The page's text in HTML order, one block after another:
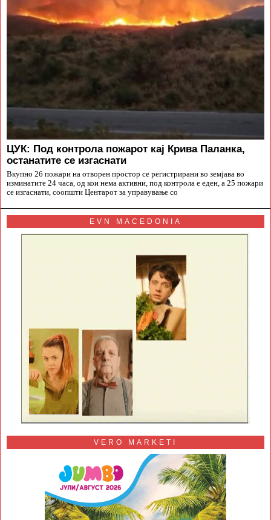
ЦУК: Под контрола пожарот кај Крива Паланка,
останатите се изгаснати
Вкупно 26 пожари на отворен простор се регистрирани во земјава во
изминатите 24 часа, од кои нема активни, под контрола е еден, а 25 пожари
се изгаснати, соопшти Центарот за управување со
EVN MACEDONIA
VERO MARKETI